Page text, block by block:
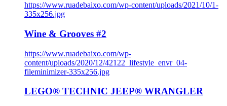
https://www.ruadebaixo.com/wp-content/uploads/2021/10/1-
335x256.jpg
Wine & Grooves #2
https://www.ruadebaixo.com/wp-
content/uploads/2020/12/42122_lifestyle_envr_04-
fileminimizer-335x256.jpg
LEGO® TECHNIC JEEP® WRANGLER